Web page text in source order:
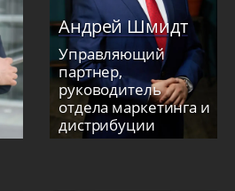
Андрей Шмидт
Управляющий
партнер,
руководитель
отдела маркетинга и
дистрибуции